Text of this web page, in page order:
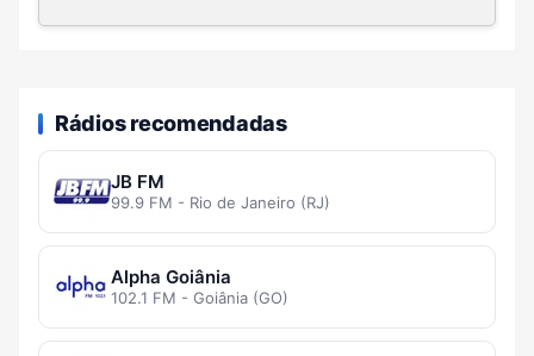
Rádios recomendadas
JB FM
99.9 FM - Rio de Janeiro (RJ)
Alpha Goiânia
102.1 FM - Goiânia (GO)